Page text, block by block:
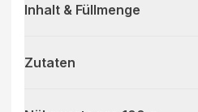
Inhalt & Füllmenge
Zutaten